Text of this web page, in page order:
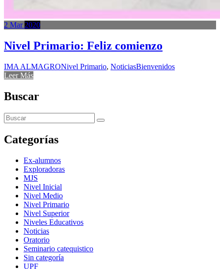
2 Mar 2020
Nivel Primario: Feliz comienzo
IMA ALMAGRONivel Primario, NoticiasBienvenidos
Leer Más
Buscar
Categorías
Ex-alumnos
Exploradoras
MJS
Nivel Inicial
Nivel Medio
Nivel Primario
Nivel Superior
Niveles Educativos
Noticias
Oratorio
Seminario catequistico
Sin categoría
UPF